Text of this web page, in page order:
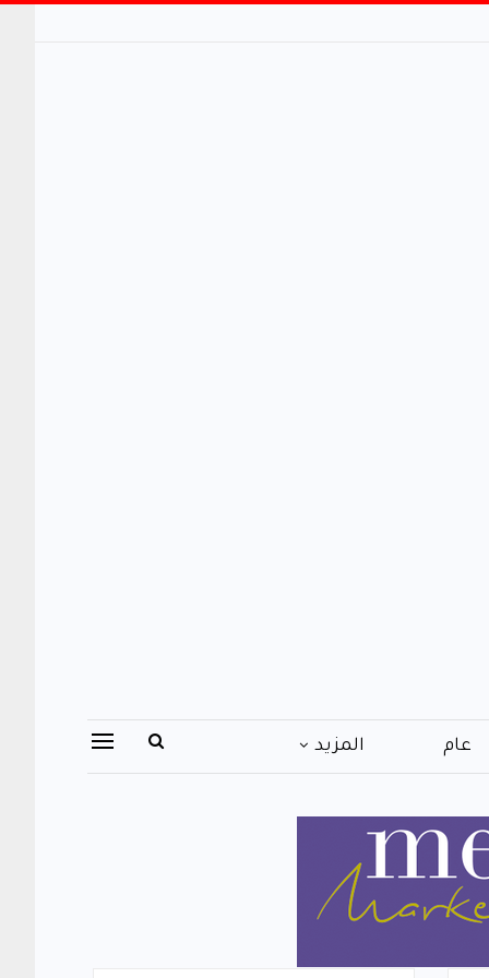
عام المزيد